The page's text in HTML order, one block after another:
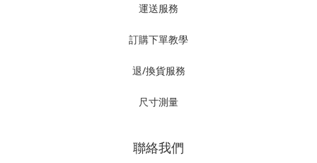
運送服務
訂購下單教學
退/換貨服務
尺寸測量
聯絡我們